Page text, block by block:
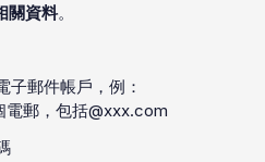
關資料。
子郵件帳戶，例：
電郵，包括@xxx.com